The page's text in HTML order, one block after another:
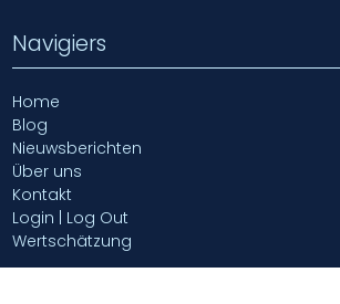
Navigiers
Home
Blog
Nieuwsberichten
Über uns
Kontakt
Login | Log Out
Wertschätzung